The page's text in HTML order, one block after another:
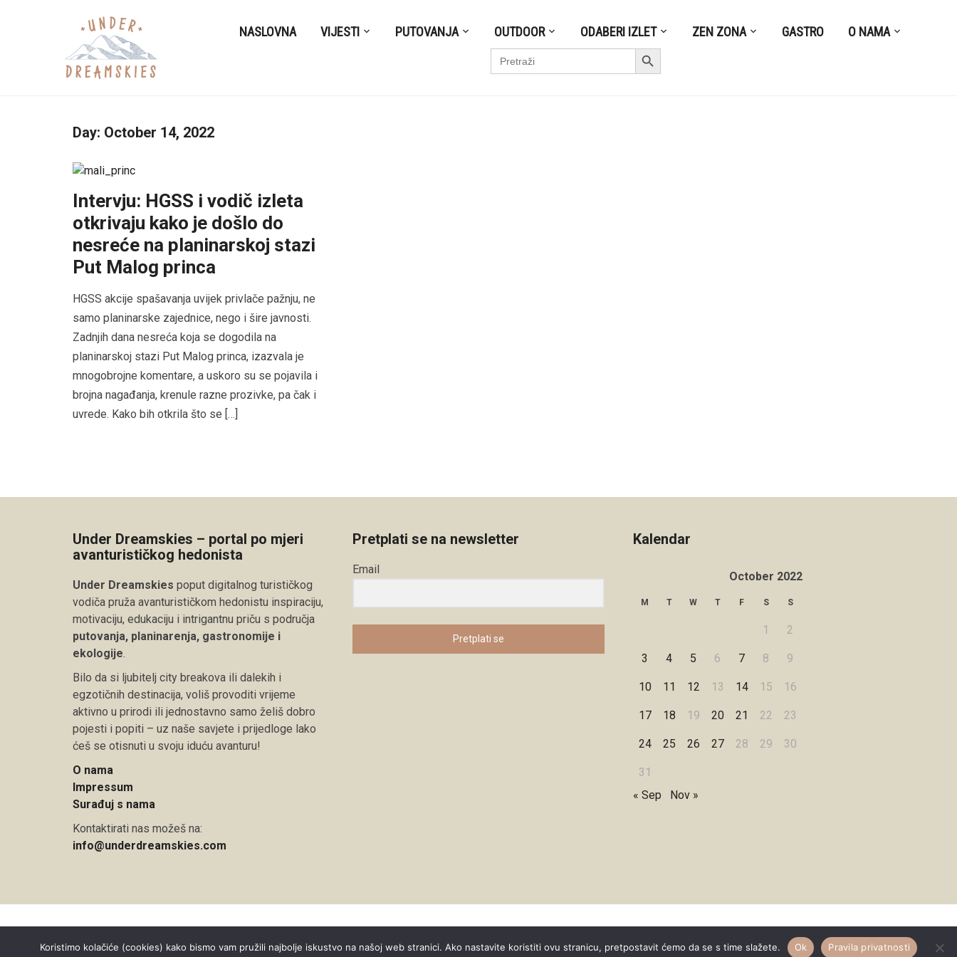
NASLOVNA VIJESTI PUTOVANJA OUTDOOR ODABERI IZLET ZEN ZONA GASTRO O NAMA
Search
for:
Search Button
Day: October 14, 2022
Intervju: HGSS i vodič izleta
otkrivaju kako je došlo do
nesreće na planinarskoj stazi
Put Malog princa
HGSS akcije spašavanja uvijek privlače pažnju, ne
samo planinarske zajednice, nego i šire javnosti.
Zadnjih dana nesreća koja se dogodila na
planinarskoj stazi Put Malog princa, izazvala je
mnogobrojne komentare, a uskoro su se pojavila i
brojna nagađanja, krenule razne prozivke, pa čak i
uvrede. Kako bih otkrila što se […]
Under Dreamskies – portal po mjeri
avanturističkog hedonista
Under Dreamskies poput digitalnog turističkog
vodiča pruža avanturističkom hedonistu inspiraciju,
motivaciju, edukaciju i intrigantnu priču s područja
putovanja, planinarenja, gastronomije i
ekologije.
Bilo da si ljubitelj city breakova ili dalekih i
egzotičnih destinacija, voliš provoditi vrijeme
aktivno u prirodi ili jednostavno samo želiš dobro
pojesti i popiti – uz naše savjete i prijedloge lako
ćeš se otisnuti u svoju iduću avanturu!
O nama
Impressum
Surađuj s nama
Kontaktirati nas možeš na:
info@underdreamskies.com
Pretplati se na newsletter
Email
Pretplati se
Kalendar
October 2022
M T W T F S S
1 2
3 4 5 6 7 8 9
10 11 12 13 14 15 16
17 18 19 20 21 22 23
24 25 26 27 28 29 30
31
« Sep
Nov »
Koristimo kolačiće (cookies) kako bismo vam pružili najbolje iskustvo na našoj web stranici. Ako nastavite koristiti ovu stranicu, pretpostavit ćemo da se s time slažete.
Ok Pravila privatnosti